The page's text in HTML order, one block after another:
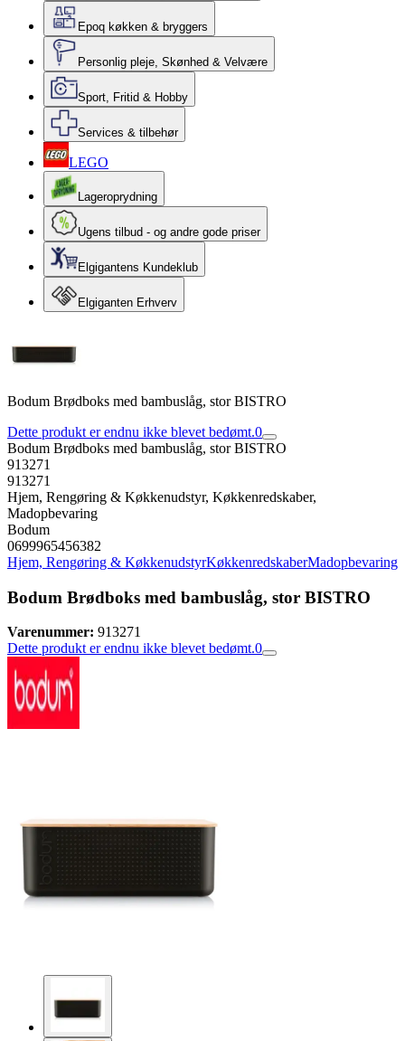
Epoq køkken & bryggers
Personlig pleje, Skønhed & Velvære
Sport, Fritid & Hobby
Services & tilbehør
LEGO
Lageroprydning
Ugens tilbud - og andre gode priser
Elgigantens Kundeklub
Elgiganten Erhverv
Bodum Brødboks med bambuslåg, stor BISTRO
Dette produkt er endnu ikke blevet bedømt.0
Bodum Brødboks med bambuslåg, stor BISTRO
913271
913271
Hjem, Rengøring & Køkkenudstyr, Køkkenredskaber,
Madopbevaring
Bodum
0699965456382
Hjem, Rengøring & KøkkenudstyrKøkkenredskaberMadopbevaring
Bodum Brødboks med bambuslåg, stor BISTRO
Varenummer: 913271
Dette produkt er endnu ikke blevet bedømt.0